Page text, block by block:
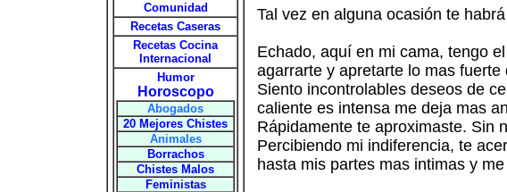
Comunidad
Recetas Caseras
Recetas Cocina
Internacional
Humor
Horoscopo
Abogados
20 Mejores Chistes
Animales
Borrachos
Chistes Malos
Feministas
Tal vez en alguna ocasión te
Echado, aquí en mi cama, tengo
agarrarte y apretarte lo mas
Siento incontrolables deseos de
caliente es intensa me deja mas
Rápidamente te aproximaste. Sin
Percibiendo mi indiferencia, te
hasta mis partes mas intimas y